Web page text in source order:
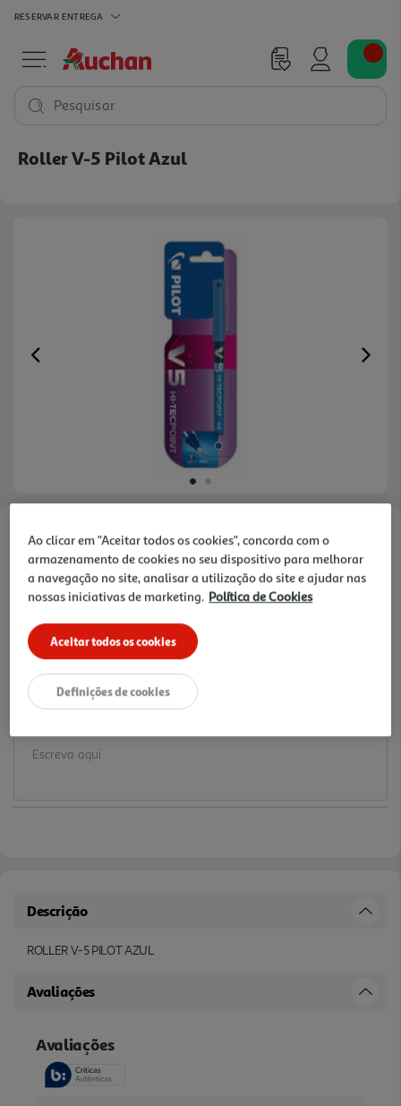
RESERVAR ENTREGA
Pesquisar
Roller V-5 Pilot Azul
Previous
Faça a sua avaliação
Ref. / EAN:3131917215205
2.49 €/un
2,49 €
Descrição
ROLLER V-5 PILOT AZUL
Avaliações
Ao clicar em "Aceitar todos os cookies", concorda com o
armazenamento de cookies no seu dispositivo para melhorar
a navegação no site, analisar a utilização do site e ajudar nas
nossas iniciativas de marketing. Política de Cookies
Aceitar todos os cookies
Definições de cookies